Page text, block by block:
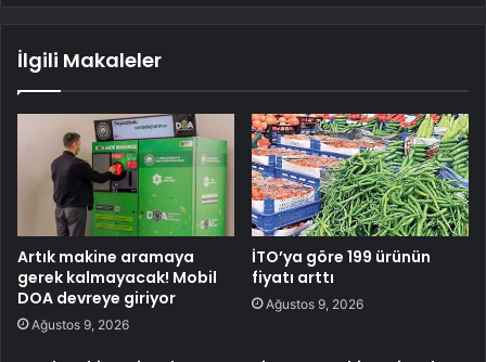
İlgili Makaleler
Artık makine aramaya
gerek kalmayacak! Mobil
DOA devreye giriyor
Ağustos 9, 2026
İTO’ya göre 199 ürünün
fiyatı arttı
Ağustos 9, 2026